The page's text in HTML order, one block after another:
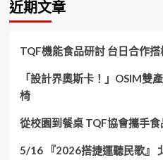
字:
近期文章
TQF機能食品研討 台日合作搭
「設計界奧斯卡！」OSIM雙
椅
從校園到餐桌 TQF協會攜手
5/16 『2026搭捷運聽民歌』